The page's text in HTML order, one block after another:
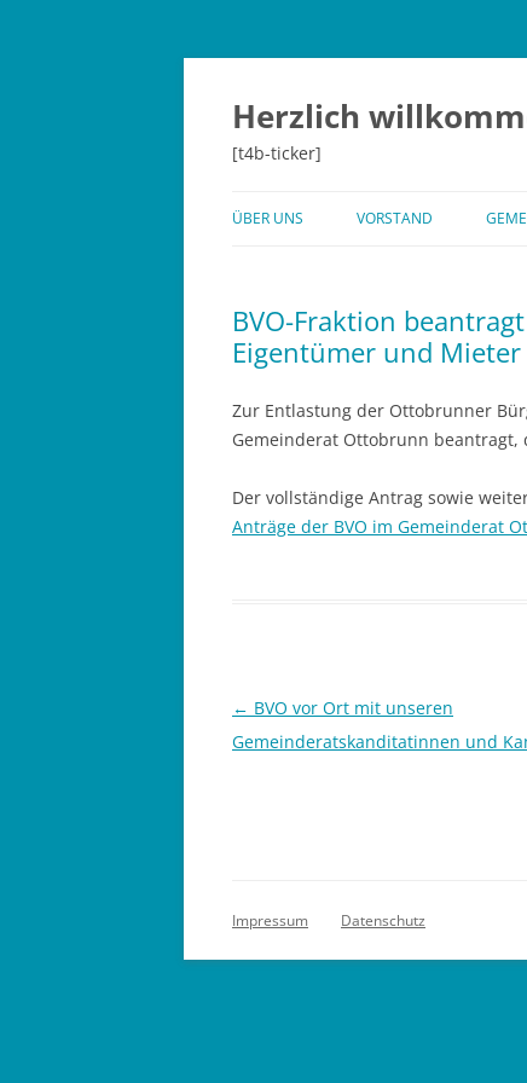
Herzlich
[t4b-ticker]
ÜBER UNS
DIALOG DER GENERATIONEN
CHRONIK 50 JAHRE BVO
VORSTAND
BVO-Fraktion
Eigentümer und Mieter
Zur Entlastung der Ottobrunner
Gemeinderat Ottobrunn beantragt,
Der vollständige Antrag sowie
Anträge der BVO im Gemeinderat
Beitragsnavigation
← BVO vor Ort mit unseren
Gemeinderatskanditatinnen und
Impressum Datenschutz